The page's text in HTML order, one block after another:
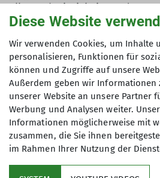
allen Schwierigkeitsgraden.
hinterher seiner neuen Tour
gibt es einen „Waldwichtel“,
Kornfeld“, „Flying Luca“ oder
Steinbruch“. Nach
neuen Routen von den
zum Schluss
Nebenher wurde im Turm
Spinnenweben wurden von
und die Rückstände von
entfernt.
Diese Website
Wir verwenden Cookies, um Inhalte
personalisieren, Funktionen für
können und Zugriffe auf unsere
Außerdem geben wir Informationen
unserer Website an unsere Partner
Werbung und Analysen weiter.
Informationen möglicherweise mit
zusammen, die Sie ihnen
im Rahmen Ihrer Nutzung der